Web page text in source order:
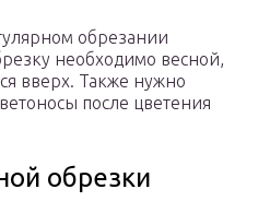
обрезании
необходимо весной,
вверх. Также нужно
после цветения
обрезки